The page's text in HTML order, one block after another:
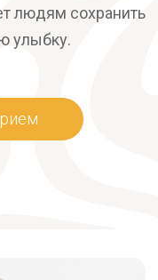
людям сохранить
улыбку.